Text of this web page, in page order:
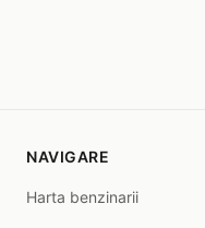
NAVIGARE
Harta benzinarii